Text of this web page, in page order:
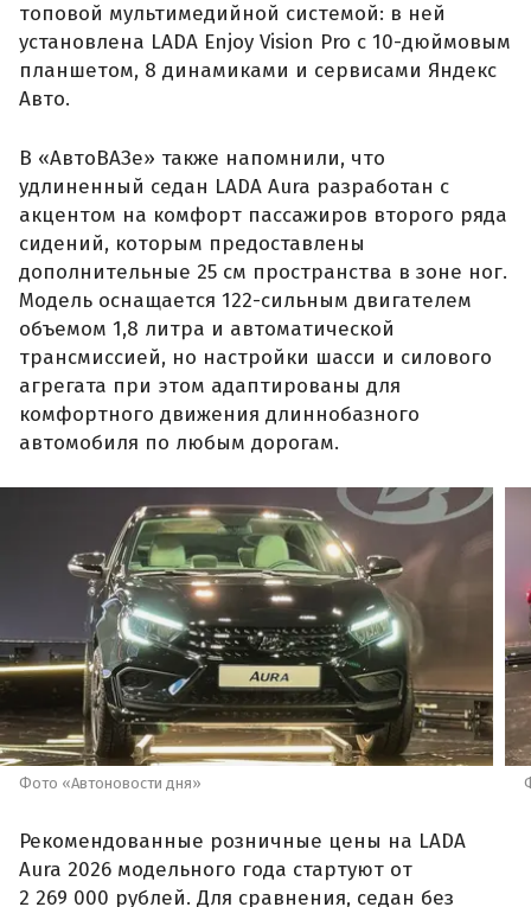
топовой мультимедийной системой: в ней
установлена LADA Enjoy Vision Pro с 10-дюймовым
планшетом, 8 динамиками и сервисами Яндекс
Авто.
В «АвтоВАЗе» также напомнили, что
удлиненный седан LADA Aura разработан с
акцентом на комфорт пассажиров второго ряда
сидений, которым предоставлены
дополнительные 25 см пространства в зоне ног.
Модель оснащается 122-сильным двигателем
объемом 1,8 литра и автоматической
трансмиссией, но настройки шасси и силового
агрегата при этом адаптированы для
комфортного движения длиннобазного
автомобиля по любым дорогам.
Фото «Автоновости дня»
Рекомендованные розничные цены на LADA
Aura 2026 модельного года стартуют от
2 269 000 рублей. Для сравнения, седан без